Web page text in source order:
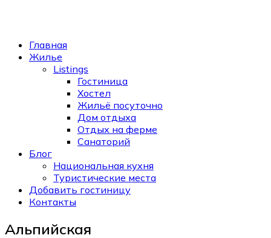
Главная
Жилье
Listings
Гостиница
Хостел
Жильё посуточно
Дом отдыха
Отдых на ферме
Санаторий
Блог
Национальная кухня
Туристические места
Добавить гостиницу
Контакты
Альпийская